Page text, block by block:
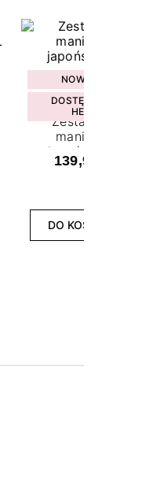
NOWOŚĆ
DOSTĘPNY W
HEBE
Zestaw do
manicure
japońskiego
139,99 zł
DO KOSZYKA